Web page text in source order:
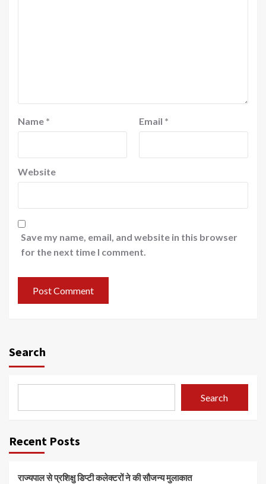
Name * Email *
Website
Save my name, email, and website in this browser
for the next time I comment.
Search
Search
Recent Posts
राज्यपाल से प्रशिक्षु डिप्टी कलेक्टरों ने की सौजन्य मुलाकात